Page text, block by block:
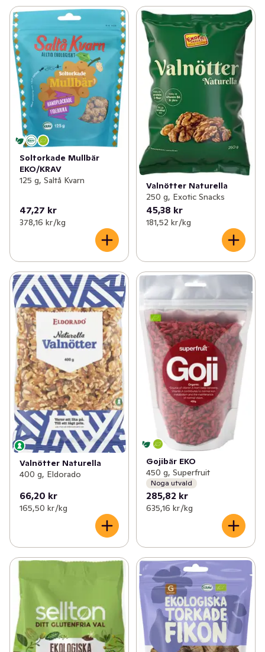
Soltorkade Mullbär
EKO/KRAV
125 g, Saltå Kvarn
47,27 kr
378,16 kr /kg
Valnötter Naturella
250 g, Exotic Snacks
45,38 kr
181,52 kr /kg
Valnötter Naturella
400 g, Eldorado
66,20 kr
165,50 kr /kg
Gojibär EKO
450 g, Superfruit
Noga utvald
285,82 kr
635,16 kr /kg